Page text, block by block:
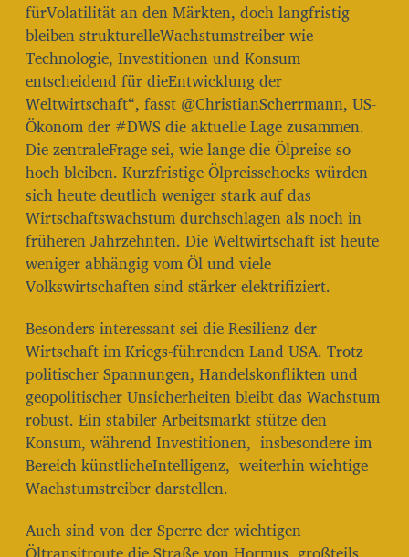
fürVolatilität an den Märkten, doch langfristig
bleiben strukturelleWachstumstreiber wie
Technologie, Investitionen und Konsum
entscheidend für dieEntwicklung der
Weltwirtschaft“, fasst @ChristianScherrmann, US-
Ökonom der #DWS die aktuelle Lage zusammen.
Die zentraleFrage sei, wie lange die Ölpreise so
hoch bleiben. Kurzfristige Ölpreisschocks würden
sich heute deutlich weniger stark auf das
Wirtschaftswachstum durchschlagen als noch in
früheren Jahrzehnten. Die Weltwirtschaft ist heute
weniger abhängig vom Öl und viele
Volkswirtschaften sind stärker elektrifiziert.
Besonders interessant sei die Resilienz der
Wirtschaft im Kriegs-führenden Land USA. Trotz
politischer Spannungen, Handelskonflikten und
geopolitischer Unsicherheiten bleibt das Wachstum
robust. Ein stabiler Arbeitsmarkt stütze den
Konsum, während Investitionen, insbesondere im
Bereich künstlicheIntelligenz, weiterhin wichtige
Wachstumstreiber darstellen.
Auch sind von der Sperre der wichtigen